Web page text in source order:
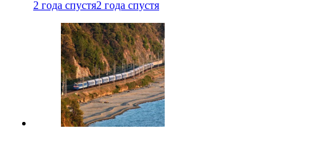
2 года спустя2 года спустя